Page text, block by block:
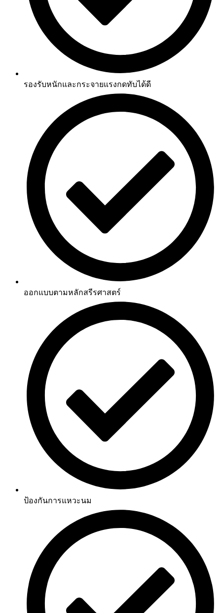
รองรับหนักและกระจายแรงกดทับได้ดี
ออกแบบตามหลักสรีรศาสตร์
ป้องกันการแหวะนม